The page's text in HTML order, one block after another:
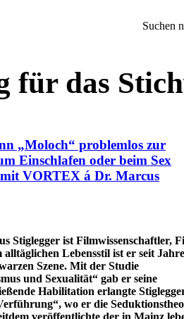
Suchen
für das
„Moloch“ problemlos zur
Einschlafen oder beim Sex
VORTEX á Dr. Marcus
Stiglegger ist Filmwissenschaftler,
Lebensstil ist er seit
Szene. Mit der Studie
und Sexualität“ gab er seine
Habilitation erlangte
wo er die